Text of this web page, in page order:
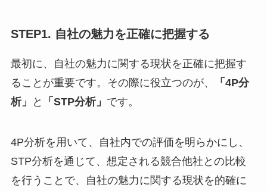
STEP1. 自社の魅力を正確に把握する
最初に、自社の魅力に関する現状を正確に把握す
ることが重要です。その際に役立つのが、
「4P分
析」
と 「STP分析」 です。
4P分析を用いて、自社内での評価を明らかにし、
STP分析を通じて、想定される競合他社との比較
を行うことで、自社の魅力に関する現状を的確に